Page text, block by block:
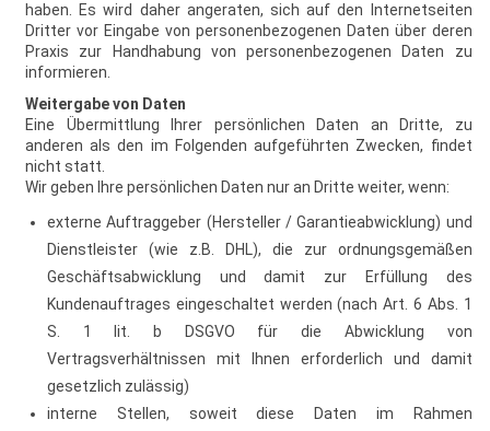
haben. Es wird daher angeraten, sich auf den Internetseiten
Dritter vor Eingabe von personenbezogenen Daten über deren
Praxis zur Handhabung von personenbezogenen Daten zu
informieren.
Weitergabe von Daten
Eine Übermittlung Ihrer persönlichen Daten an Dritte, zu
anderen als den im Folgenden aufgeführten Zwecken, findet
nicht statt.
Wir geben Ihre persönlichen Daten nur an Dritte weiter, wenn:
externe Auftraggeber (Hersteller / Garantieabwicklung) und
Dienstleister (wie z.B. DHL), die zur ordnungsgemäßen
Geschäftsabwicklung und damit zur Erfüllung des
Kundenauftrages eingeschaltet werden (nach Art. 6 Abs. 1
S. 1 lit. b DSGVO für die Abwicklung von
Vertragsverhältnissen mit Ihnen erforderlich und damit
gesetzlich zulässig)
interne Stellen, soweit diese Daten im Rahmen